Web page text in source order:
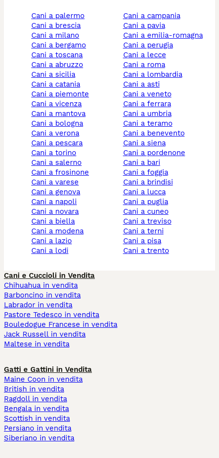
cani a palermo
cani a brescia
cani a milano
cani a bergamo
cani a toscana
cani a abruzzo
cani a sicilia
cani a catania
cani a piemonte
cani a vicenza
cani a mantova
cani a bologna
cani a verona
cani a pescara
cani a torino
cani a salerno
cani a frosinone
cani a varese
cani a genova
cani a napoli
cani a novara
cani a biella
cani a modena
cani a lazio
cani a lodi
cani a campania
cani a pavia
cani a emilia-romagna
cani a perugia
cani a lecce
cani a roma
cani a lombardia
cani a asti
cani a veneto
cani a ferrara
cani a umbria
cani a teramo
cani a benevento
cani a siena
cani a pordenone
cani a bari
cani a foggia
cani a brindisi
cani a lucca
cani a puglia
cani a cuneo
cani a treviso
cani a terni
cani a pisa
cani a trento
Cani e Cuccioli in Vendita
Chihuahua in vendita
Barboncino in vendita
Labrador in vendita
Pastore Tedesco in vendita
Bouledogue Francese in vendita
Jack Russell in vendita
Maltese in vendita
Gatti e Gattini in Vendita
Maine Coon in vendita
British in vendita
Ragdoll in vendita
Bengala in vendita
Scottish in vendita
Persiano in vendita
Siberiano in vendita